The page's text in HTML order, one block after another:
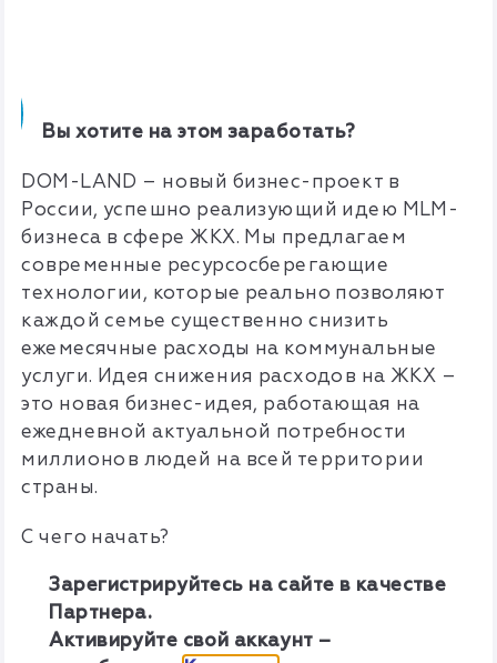
Вы хотите на этом заработать?
DOM-LAND – новый бизнес-проект в
России, успешно реализующий идею MLM-
бизнеса в сфере ЖКХ. Мы предлагаем
современные ресурсосберегающие
технологии, которые реально позволяют
каждой семье существенно снизить
ежемесячные расходы на коммунальные
услуги. Идея снижения расходов на ЖКХ –
это новая бизнес-идея, работающая на
ежедневной актуальной потребности
миллионов людей на всей территории
страны.
С чего начать?
Зарегистрируйтесь на сайте в качестве
Партнера.
Активируйте свой аккаунт –